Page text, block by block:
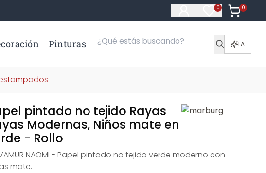
0
Artículos en
0
Artículos
Pinturas IA
pintado no tejido Rayas
Modernas, Niños mate en
- Rollo
NAOMI - Papel pintado no tejido verde moderno con
mate.